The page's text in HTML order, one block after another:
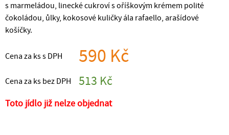
s marmeládou, linecké cukroví s oříškovým krémem polité
čokoládou, ůlky, kokosové kuličky ála rafaello, arašídové
košíčky.
Cena za ks s DPH 590 Kč
Cena za ks bez DPH 513 Kč
Toto jídlo již nelze objednat